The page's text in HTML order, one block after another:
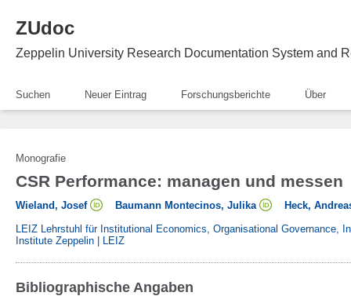
ZUdoc
Zeppelin University Research Documentation System and
Suchen Neuer Eintrag Forschungsberichte Über
Monografie
CSR Performance: managen und messen
Wieland, Josef Baumann Montecinos, Julika Heck,
LEIZ Lehrstuhl für Institutional Economics, Organisational Governance,
Institute Zeppelin | LEIZ
Bibliographische Angaben